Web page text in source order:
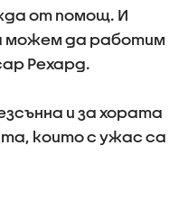
от помощ. И
можем да работим
Рехард.
и за хората
които с ужас са